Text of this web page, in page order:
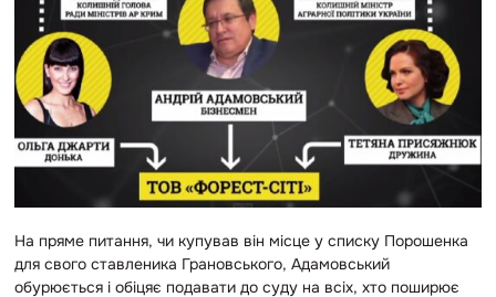
На пряме питання, чи купував він місце у списку Порошенка
для свого ставленика Грановського, Адамовський
обурюється і обіцяє подавати до суду на всіх, хто поширює